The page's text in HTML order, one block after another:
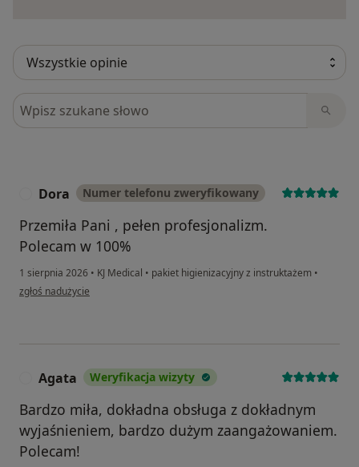
Szukaj w opiniach
Dora Numer telefonu zweryfikowany
Przemiła Pani , pełen profesjonalizm.
Polecam w 100%
1 sierpnia 2026 • KJ Medical • pakiet higienizacyjny z instruktażem •
w opinii użytkownika Dora
zgłoś nadużycie
Agata Weryfikacja wizyty
Bardzo miła, dokładna obsługa z dokładnym
wyjaśnieniem, bardzo dużym zaangażowaniem.
Polecam!